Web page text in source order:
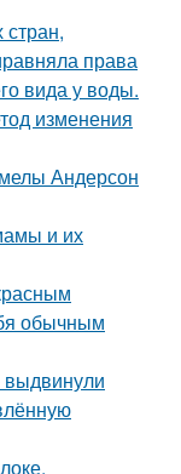
права
вида у воды.
изменения
Андерсон
и их
обычным